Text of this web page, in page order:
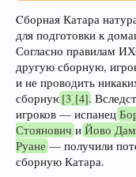
Cборная Катара
для подготовки к
Согласно правилам
другую сборную,
и не проводить
сборную[3] [4].
игроков — испанец
Стоянович и Йово
Руане — получили
сборную Катара.